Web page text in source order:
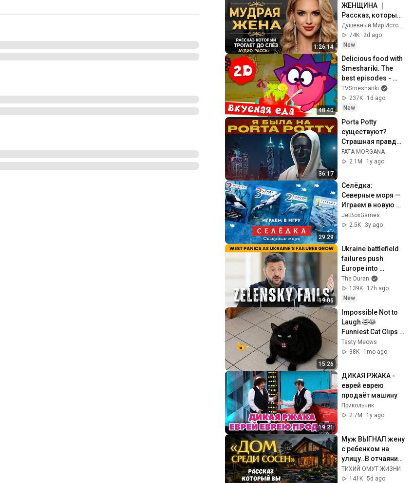
1:26:14
ЖЕНЩИНА ｜
Рассказ, который
трогает до
глубины души.
Очень сильная
история ｜ Аудио
рассказ.
74K
2d ago
New
48:40
Delicious food with
Smeshariki. The
best episodes -
Smeshariki 2D.
Collection 2026
TVSmeshariki
237K
1d ago
New
36:17
Porta Potty
существуют?
Страшная правда
из Дубая | Истории
пострадавших
MORGANA
FATA MORGANA
2.1M
1y ago
29:29
Селёдка:
Северные моря —
Играем в новую
настольную игру
JetBoxGames
2.5K
3y ago
19:06
Ukraine battlefield
failures push
Europe into
desperate
measures
The Duran
139K
17h ago
New
15:26
Impossible Not to
Laugh 🤣😹
Funniest Cat Clips
2026
Tasty Meows
38K
1mo ago
19:21
ДИКАЯ РЖАКА -
еврей еврею
продаёт машину
Прикольчик
2.7M
1y ago
Муж ВЫГНАЛ жену
с ребенком на
улицу..В отчаянии
медсестра с
сыном поехала в
ТИХИЙ ОМУТ ЖИЗНИ
141K 5d ago